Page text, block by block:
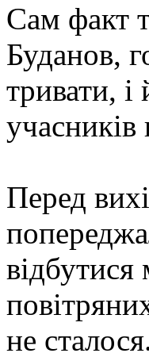
Сам факт
Буданов,
тривати, і
Перед
відбутися
не